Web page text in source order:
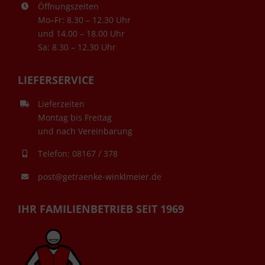
Öffnungszeiten
Mo–Fr: 8.30 – 12.30 Uhr
und 14.00 – 18.00 Uhr
Sa: 8.30 – 12.30 Uhr
LIEFERSERVICE
Lieferzeiten
Montag bis Freitag
und nach Vereinbarung
Telefon: 08167 / 378
post@getraenke-winklmeier.de
IHR FAMILIENBETRIEB SEIT 1969